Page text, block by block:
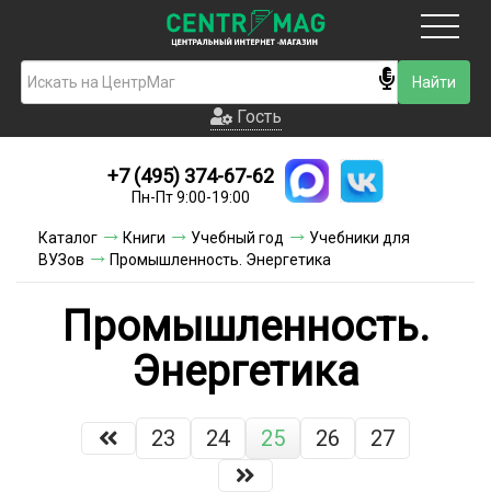
Гость
Новинки
Условия доставки
Контакты
Акции и скидки
Гость
+7 (495) 374-67-62
Пн-Пт 9:00-19:00
Каталог Книги Учебный год
Учебники для
ВУЗов
Промышленность. Энергетика
Промышленность.
Энергетика
23 24 25 26 27